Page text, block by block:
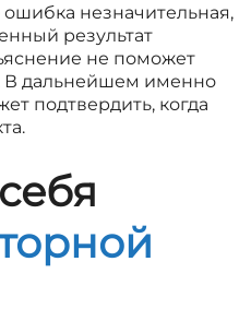
ошибка незначительная,
результат
не поможет
В дальнейшем именно
подтвердить, когда